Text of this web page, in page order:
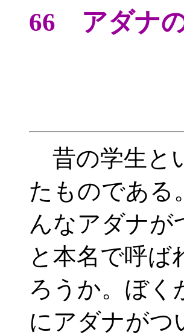
66 アダナ
昔の学生と
たものである
んなアダナが
と本名で呼ば
ろうか。ぼく
にアダナがつ